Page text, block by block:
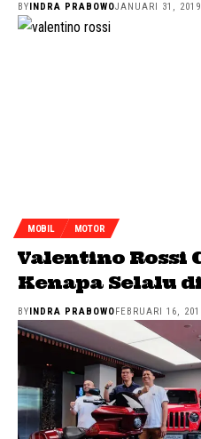
BY INDRA PRABOWOJANUARI 31, 2019
MOBIL MOTOR
Valentino Rossi
Kenapa Selalu
BYINDRA PRABOWOFEBRUARI 16,